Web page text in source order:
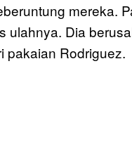
mereka.
ulahnya. Dia
pakaian Rodriguez.